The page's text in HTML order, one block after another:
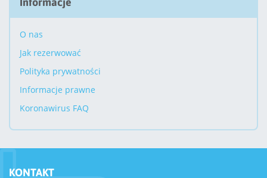
O nas
Jak rezerwować
Polityka prywatności
Informacje prawne
Koronawirus FAQ
KONTAKT